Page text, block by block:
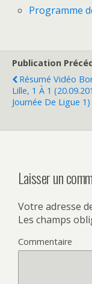
Programme
Publication
Résumé Vidéo
Lille, 1 À 1
Journée De Ligue 1)
Laisser un
Votre adresse
Les champs
Commentaire